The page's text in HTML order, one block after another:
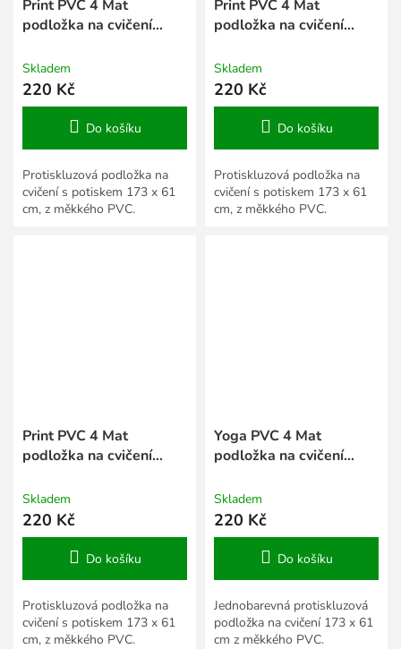
Print PVC 4 Mat
podložka na cvičení
Skladem
220 Kč
Do košíku
Protiskluzová podložka na
cvičení s potiskem 173 x 61
cm, z měkkého PVC.
Print PVC 4 Mat
podložka na cvičení
Skladem
220 Kč
Do košíku
Protiskluzová podložka na
cvičení s potiskem 173 x 61
cm, z měkkého PVC.
Print PVC 4 Mat
podložka na cvičení
Skladem
220 Kč
Do košíku
Protiskluzová podložka na
cvičení s potiskem 173 x 61
cm, z měkkého PVC.
Yoga PVC 4 Mat
podložka na cvičení
Skladem
220 Kč
Do košíku
Jednobarevná protiskluzová
podložka na cvičení 173 x 61
cm z měkkého PVC.